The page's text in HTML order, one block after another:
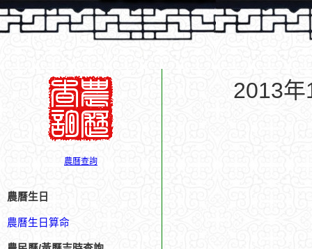
農曆查詢
農曆生日
農曆生日算命
2013